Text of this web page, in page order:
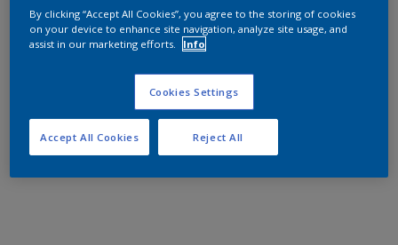
By clicking “Accept All Cookies”, you agree to the storing of cookies
on your device to enhance site navigation, analyze site usage, and
assist in our marketing efforts.
Info
Cookies Settings
Reject All
Accept All Cookies